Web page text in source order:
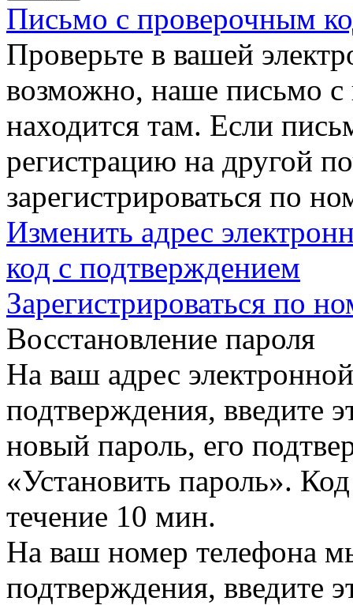
Письмо с проверочным
Проверьте в вашей
возможно, наше письмо с
находится там. Если
регистрацию на другой
зарегистрироваться по
Изменить адрес
код с подтверждением
Зарегистрироваться по
Восстановление пароля
На ваш адрес
подтверждения, введите
новый пароль, его
«Установить пароль».
течение 10 мин.
На ваш номер телефона
подтверждения, введите